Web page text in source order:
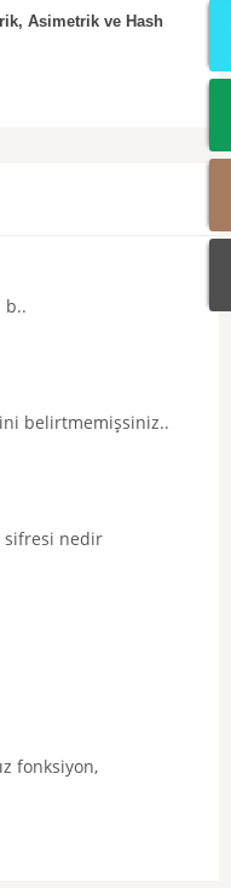
Asimetrik ve Hash
b..
belirtmemişsiniz..
sifresi nedir
fonksiyon,